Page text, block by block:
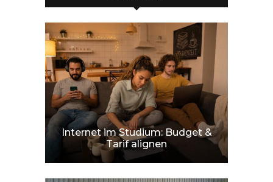
Internet im Studium: Budget &
Tarif alignen